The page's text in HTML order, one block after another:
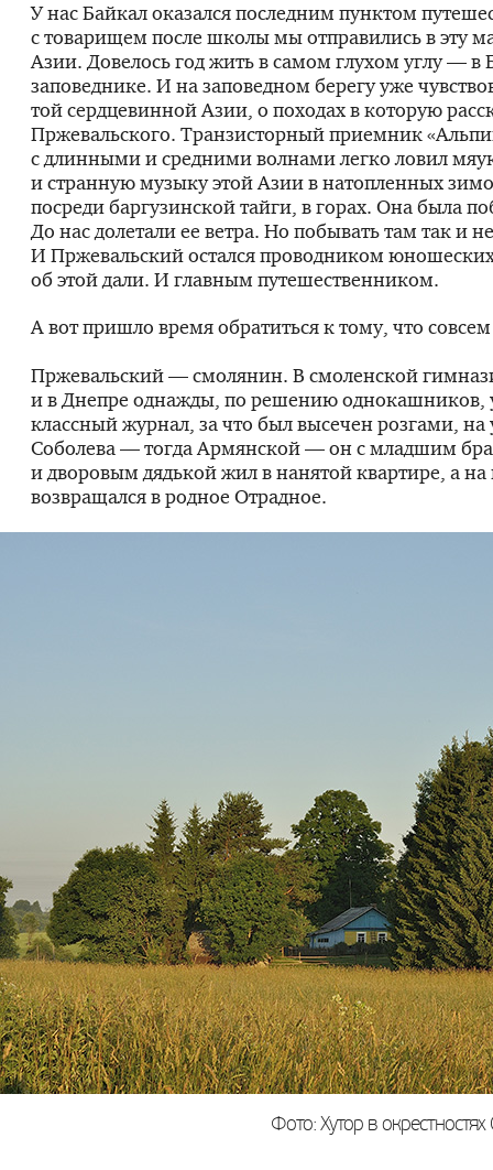
У нас Байкал оказался последним пунктом
с товарищем после школы мы отправились в эту
Азии. Довелось год жить в самом глухом углу — в
заповеднике. И на заповедном берегу уже
той сердцевинной Азии, о походах в которую
Пржевальского. Транзисторный приемник
с длинными и средними волнами легко ловил
и странную музыку этой Азии в натопленных
посреди баргузинской тайги, в горах. Она была
До нас долетали ее ветра. Но побывать там так и
И Пржевальский остался проводником
об этой дали. И главным путешественником.
А вот пришло время обратиться к тому, что
Пржевальский — смолянин. В смоленской
и в Днепре однажды, по решению однокашников,
классный журнал, за что был высечен розгами, на
Соболева — тогда Армянской — он с младшим
и дворовым дядькой жил в нанятой квартире, а
возвращался в родное Отрадное.
Фото: Хутор в